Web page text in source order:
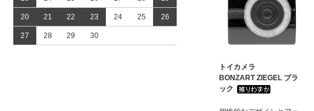
20 21 22 23 24 25 26
27 28 29 30
トイカメラ
BONZART ZIEGEL ブラ
ック